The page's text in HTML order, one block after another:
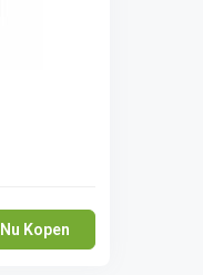
Nu Kopen